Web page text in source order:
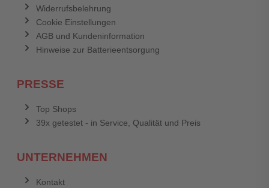
Widerrufsbelehrung
Cookie Einstellungen
AGB und Kundeninformation
Hinweise zur Batterieentsorgung
PRESSE
Top Shops
39x getestet - in Service, Qualität und Preis
UNTERNEHMEN
Kontakt